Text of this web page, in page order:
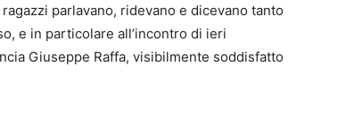
parlavano, ridevano e dicevano tanto
e in particolare all’incontro di ieri
Giuseppe Raffa, visibilmente soddisfatto